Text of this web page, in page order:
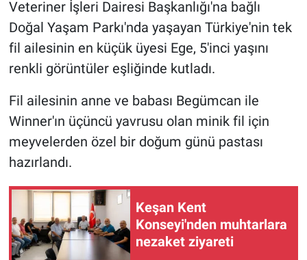
Veteriner İşleri Dairesi Başkanlığı'na bağlı
Doğal Yaşam Parkı'nda yaşayan Türkiye'nin tek
fil ailesinin en küçük üyesi Ege, 5'inci yaşını
renkli görüntüler eşliğinde kutladı.
Fil ailesinin anne ve babası Begümcan ile
Winner'ın üçüncü yavrusu olan minik fil için
meyvelerden özel bir doğum günü pastası
hazırlandı.
Keşan Kent
Konseyi'nden muhtarlara
nezaket ziyareti